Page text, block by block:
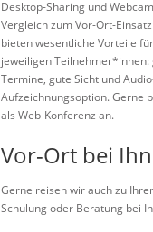
Desktop-Sharing und
Vergleich zum Vor-Ort-
bieten wesentliche Vorteile
jeweiligen
Termine, gute Sicht und
Aufzeichnungsoption. Gerne
als Web-Konferenz an.
Vor-Ort bei
Gerne reisen wir auch zu
Schulung oder Beratung bei